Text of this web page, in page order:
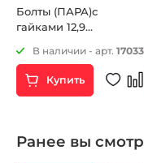
Болты (ПАРА)с
гайками 12,9
М8х130мм
В наличии - арт. 17033
Купить
Ранее вы